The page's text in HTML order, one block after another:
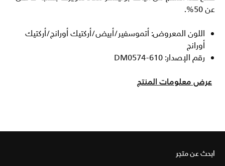
عن 50%.
اللون المعروض: أتموسفير/أبيض/أركتيك أورانج/أركتيك
أورانج
رقم الإصدار: DM0574-610
عرض معلومات المنتج
ابحث عن متجر